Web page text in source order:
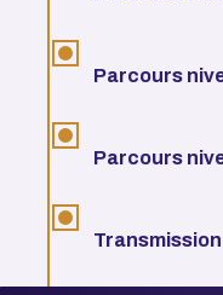
Parcours
Parcours
Transmission